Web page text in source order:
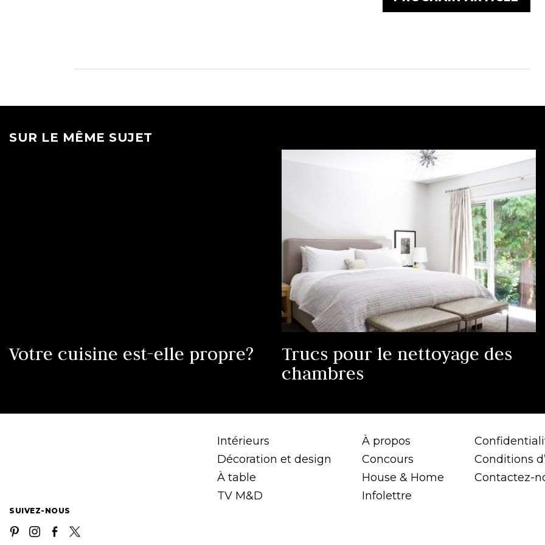
SUR LE MÊME SUJET
Votre cuisine est-elle propre?
Trucs pour le nettoyage des
chambres
Intérieurs
Décoration et design
À table
TV M&D
À propos
Concours
House & Home
Infolettre
Conditions
Contactez-
SUIVEZ-NOUS